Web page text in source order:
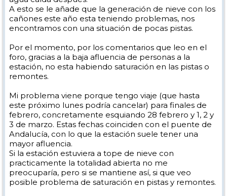
A esto se le añade que la generación de nieve con los
cañones este año esta teniendo problemas, nos
encontramos con una situación de pocas pistas.
Por el momento, por los comentarios que leo en el
foro, gracias a la baja afluencia de personas a la
estación, no esta habiendo saturación en las pistas o
remontes.
Mi problema viene porque tengo viaje (que hasta
este próximo lunes podría cancelar) para finales de
febrero, concretamente esquiando 28 febrero y 1, 2 y
3 de marzo. Estas fechas coinciden con el puente de
Andalucía, con lo que la estación suele tener una
mayor afluencia.
Si la estación estuviera a tope de nieve con
practicamente la totalidad abierta no me
preocuparía, pero si se mantiene así, si que veo
posible problema de saturación en pistas y remontes.